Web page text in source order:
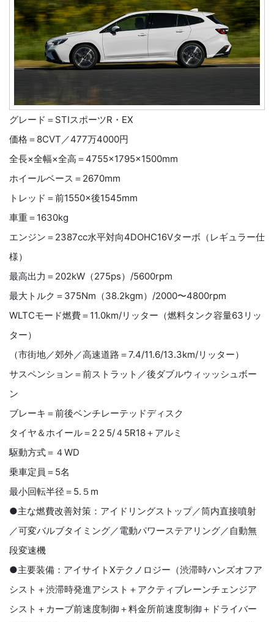
グレード＝STIスポーツR・EX
価格＝8CVT／477万4000円
全長×全幅×全高＝4755×1795×1500mm
ホイールベース＝2670mm
トレッド＝前1550×後1545mm
車重＝1630kg
エンジン＝2387cc水平対向4DOHC16Vターボ（レギュラー仕
様）
最高出力＝202kW（275ps）/5600rpm
最大トルク＝375Nm（38.2kgm）/2000〜4800rpm
WLTCモード燃費＝11.0km/リッター（燃料タンク容量63リッ
ター）
（市街地／郊外／高速道路＝7.4/11.6/13.3km/リッター）
サスペンション＝前ストラット／後ダブルウィッッシュボー
ン
ブレーキ＝前後ベンチレーテッドディスク
タイヤ＆ホイール＝2２5/４5R18＋アルミ
駆動方式＝４WD
乗車定員＝5名
最小回転半径＝5.５m
●主な燃費改善対策：アイドリングストップ／筒内直接噴射
／可変バルブタイミング／電動パワーステアリング／自動無
段変速機
●主要装備：アイサイトXテクノロジー（渋滞時ハンズオフア
シスト＋渋滞時発進アシスト＋アクティブレーンチェンジア
シスト＋カーブ前速度制御＋料金所前速度制御＋ドライバー